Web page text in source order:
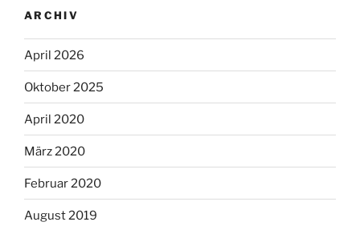
ARCHIV
April 2026
Oktober 2025
April 2020
März 2020
Februar 2020
August 2019